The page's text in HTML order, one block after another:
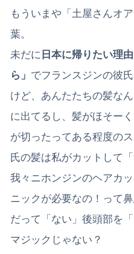
もういまや「土屋さんオ
葉。
未だに 日本に帰りたい理
ら」 でフランスジンの彼
けど、あんたたちの髪な
に出てるし、髪がほそー
が切ったってある程度の
氏の髪は私がカットして
我々ニホンジンのヘアカ
ニックが必要なの！って
だって「ない」後頭部を
マジックじゃない？